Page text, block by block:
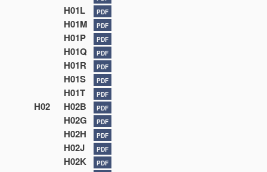
H01L PDF
H01M PDF
H01P PDF
H01Q PDF
H01R PDF
H01S PDF
H01T PDF
H02 H02B PDF
H02G PDF
H02H PDF
H02J PDF
H02K PDF